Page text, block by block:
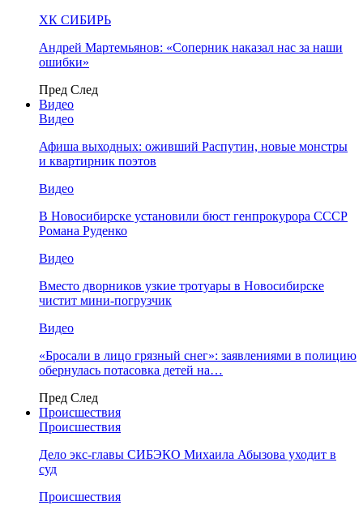
ХК СИБИРЬ
Андрей Мартемьянов: «Соперник наказал нас за наши
ошибки»
Пред След
Видео
Видео
Афиша выходных: оживший Распутин, новые монстры
и квартирник поэтов
Видео
В Новосибирске установили бюст генпрокурора СССР
Романа Руденко
Видео
Вместо дворников узкие тротуары в Новосибирске
чистит мини-погрузчик
Видео
«Бросали в лицо грязный снег»: заявлениями в полицию
обернулась потасовка детей на…
Пред След
Происшествия
Происшествия
Дело экс-главы СИБЭКО Михаила Абызова уходит в
суд
Происшествия